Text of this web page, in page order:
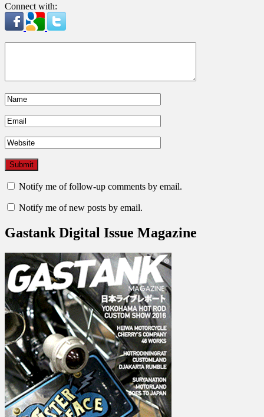
Connect with:
Notify me of follow-up comments by email.
Notify me of new posts by email.
Gastank Digital Issue Magazine